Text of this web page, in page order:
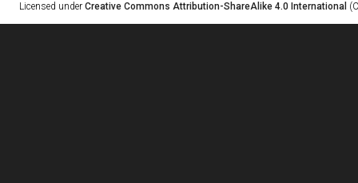
Licensed under Creative Commons Attribution-ShareAlike 4.0 International